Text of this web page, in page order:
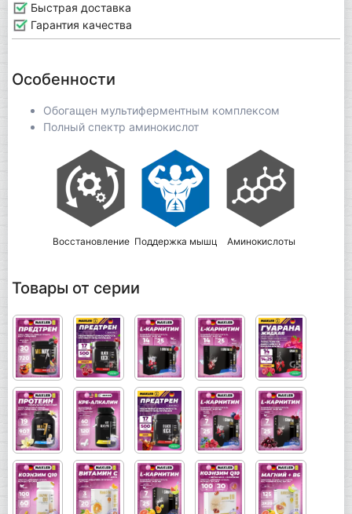
Быстрая доставка
Гарантия качества
Особенности
Обогащен мультиферментным комплексом
Полный спектр аминокислот
Восстановление Поддержка мышц Аминокислоты
Товары от серии